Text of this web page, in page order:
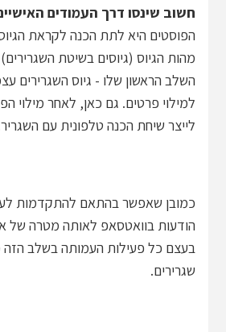
חשוב שינסו דרך העמודים
הפוסטים היא לתת הכנה לקראת
מהות הגיוס (גיוסים בשיטת
השלב הראשון שלו - גיוס השגרירים
למילוי פרטים. גם כאן, לאחר מילוי
לייצר שיחת הכנה טלפונית עם
כמובן שאפשר בהתאם להתקדמות
הודעות בוואטסאפ לאותה מטרה של
בעצם כל פעילות העמותה בשלב הזה
שגרירים.